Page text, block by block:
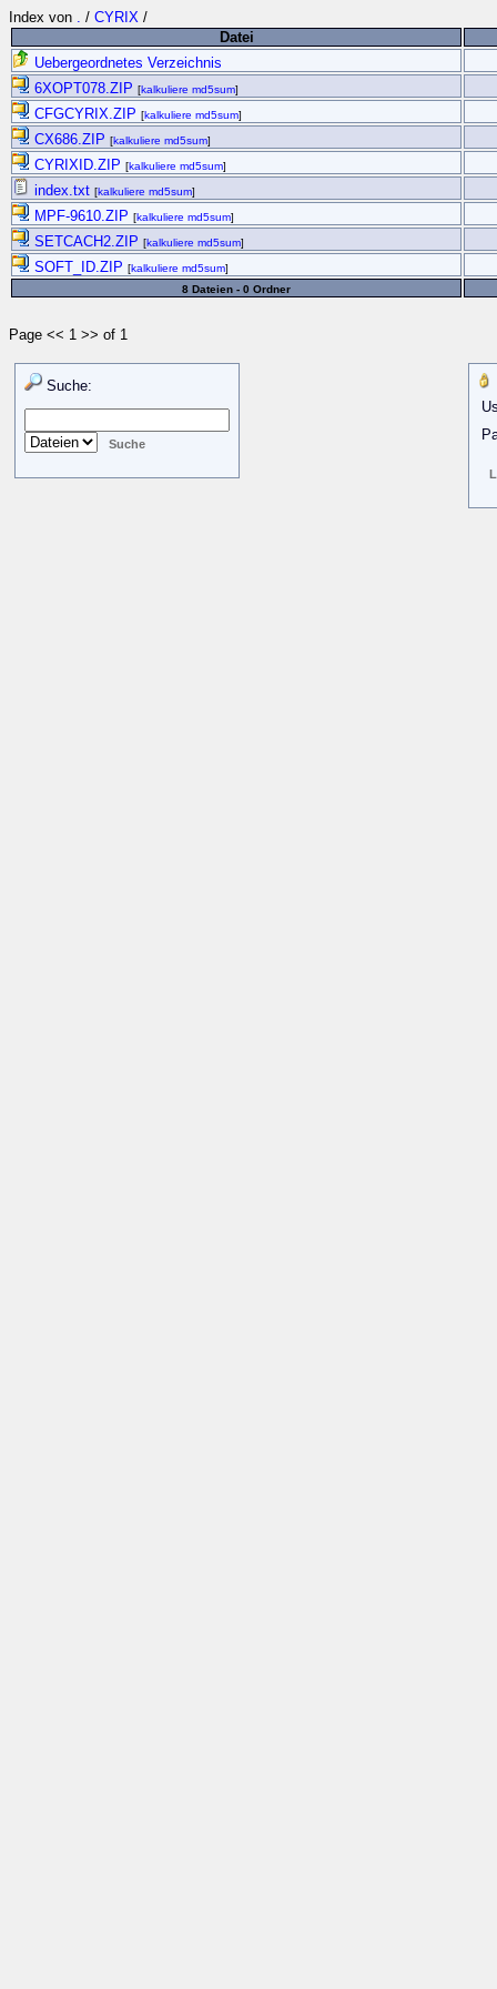
Index von . / CYRIX /
Datei
Uebergeordnetes Verzeichnis
6XOPT078.ZIP [kalkuliere md5sum]
CFGCYRIX.ZIP [kalkuliere md5sum]
CX686.ZIP [kalkuliere md5sum]
CYRIXID.ZIP [kalkuliere md5sum]
index.txt [kalkuliere md5sum]
MPF-9610.ZIP [kalkuliere md5sum]
SETCACH2.ZIP [kalkuliere md5sum]
SOFT_ID.ZIP [kalkuliere md5sum]
8 Dateien - 0 Ordner
Page << 1 >> of 1
Suche: